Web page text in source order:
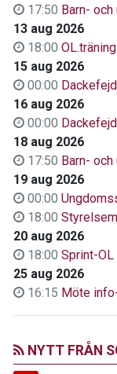
17:50 Barn-
13 aug 2026
18:00
15 aug 2026
00:00
16 aug 2026
00:00
18 aug 2026
17:50 Barn-
19 aug 2026
00:00
18:00
20 aug 2026
18:00 Sprint-
25 aug 2026
16:15 Möte
NYTT FRÅN